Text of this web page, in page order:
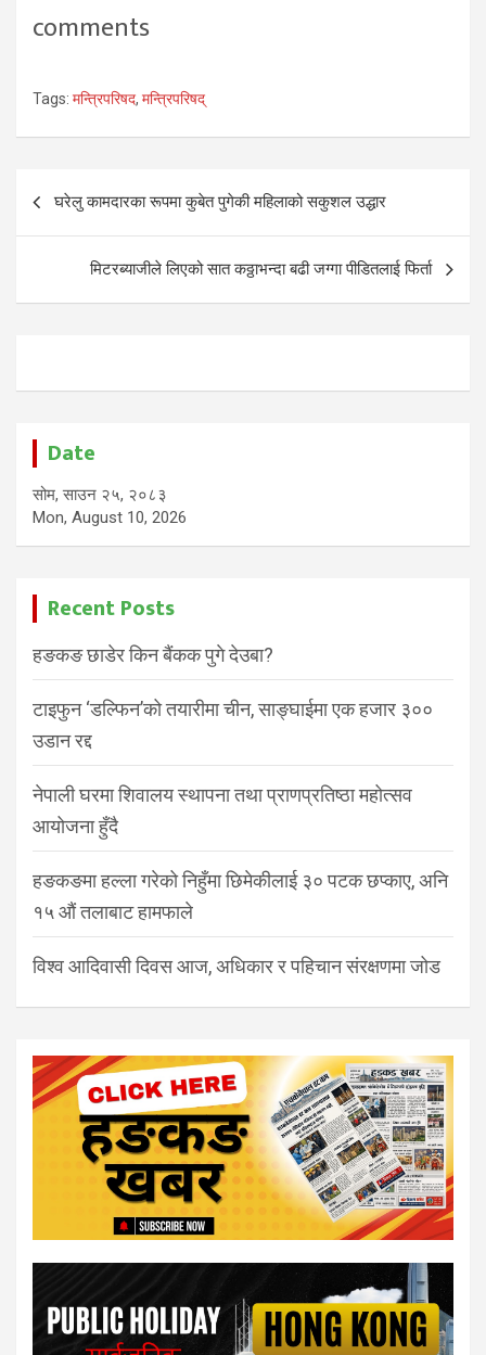
भएको खर्चमध्ये ७० प्रतिशतभन्दा
comments
Tags: मन्त्रिपरिषद, मन्त्रिपरिषद्
Post
navigation
घरेलु कामदारका रूपमा कुबेत पुगेकी महिलाको सकुशल उद्धार
मिटरब्याजीले लिएको सात कठ्ठाभन्दा बढी जग्गा पीडितलाई फिर्ता
Date
सोम, साउन २५, २०८३
Mon, August 10, 2026
Recent Posts
हङकङ छाडेर किन बैंकक पुगे देउबा?
टाइफुन ‘डल्फिन’को तयारीमा चीन, साङ्घाईमा एक हजार ३००
उडान रद्द
नेपाली घरमा शिवालय स्थापना तथा प्राणप्रतिष्ठा महोत्सव
आयोजना हुँदै
हङकङमा हल्ला गरेको निहुँमा छिमेकीलाई ३० पटक छप्काए, अनि
१५ औं तलाबाट हामफाले
विश्व आदिवासी दिवस आज, अधिकार र पहिचान संरक्षणमा जोड